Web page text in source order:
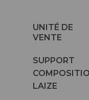
Caractéristiques
UNITÉ DE
VENTE
Caractéristiques
SUPPORT
Caractéristiques
Caractéristiques
LAIZE